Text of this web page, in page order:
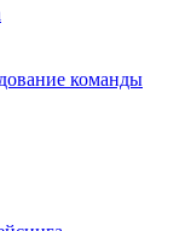
команды